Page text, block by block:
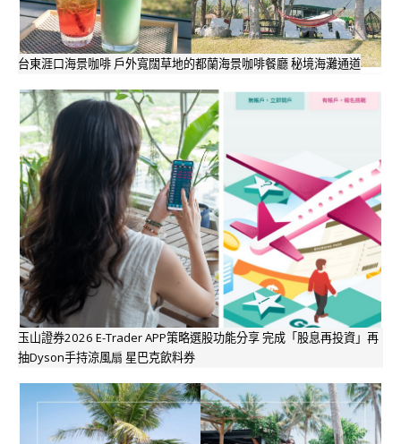
台東涯口海景咖啡 戶外寬闊草地的都蘭海景咖啡餐廳 秘境海灘通道
玉山證券2026 E-Trader APP策略選股功能分享 完成「股息再投資」再
抽Dyson手持涼風扇 星巴克飲料券